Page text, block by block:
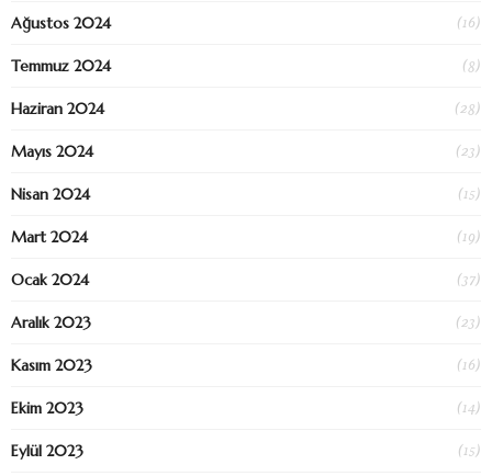
Ağustos 2024 (16)
Temmuz 2024 (8)
Haziran 2024 (28)
Mayıs 2024 (23)
Nisan 2024 (15)
Mart 2024 (19)
Ocak 2024 (37)
Aralık 2023 (23)
Kasım 2023 (16)
Ekim 2023 (14)
Eylül 2023 (15)